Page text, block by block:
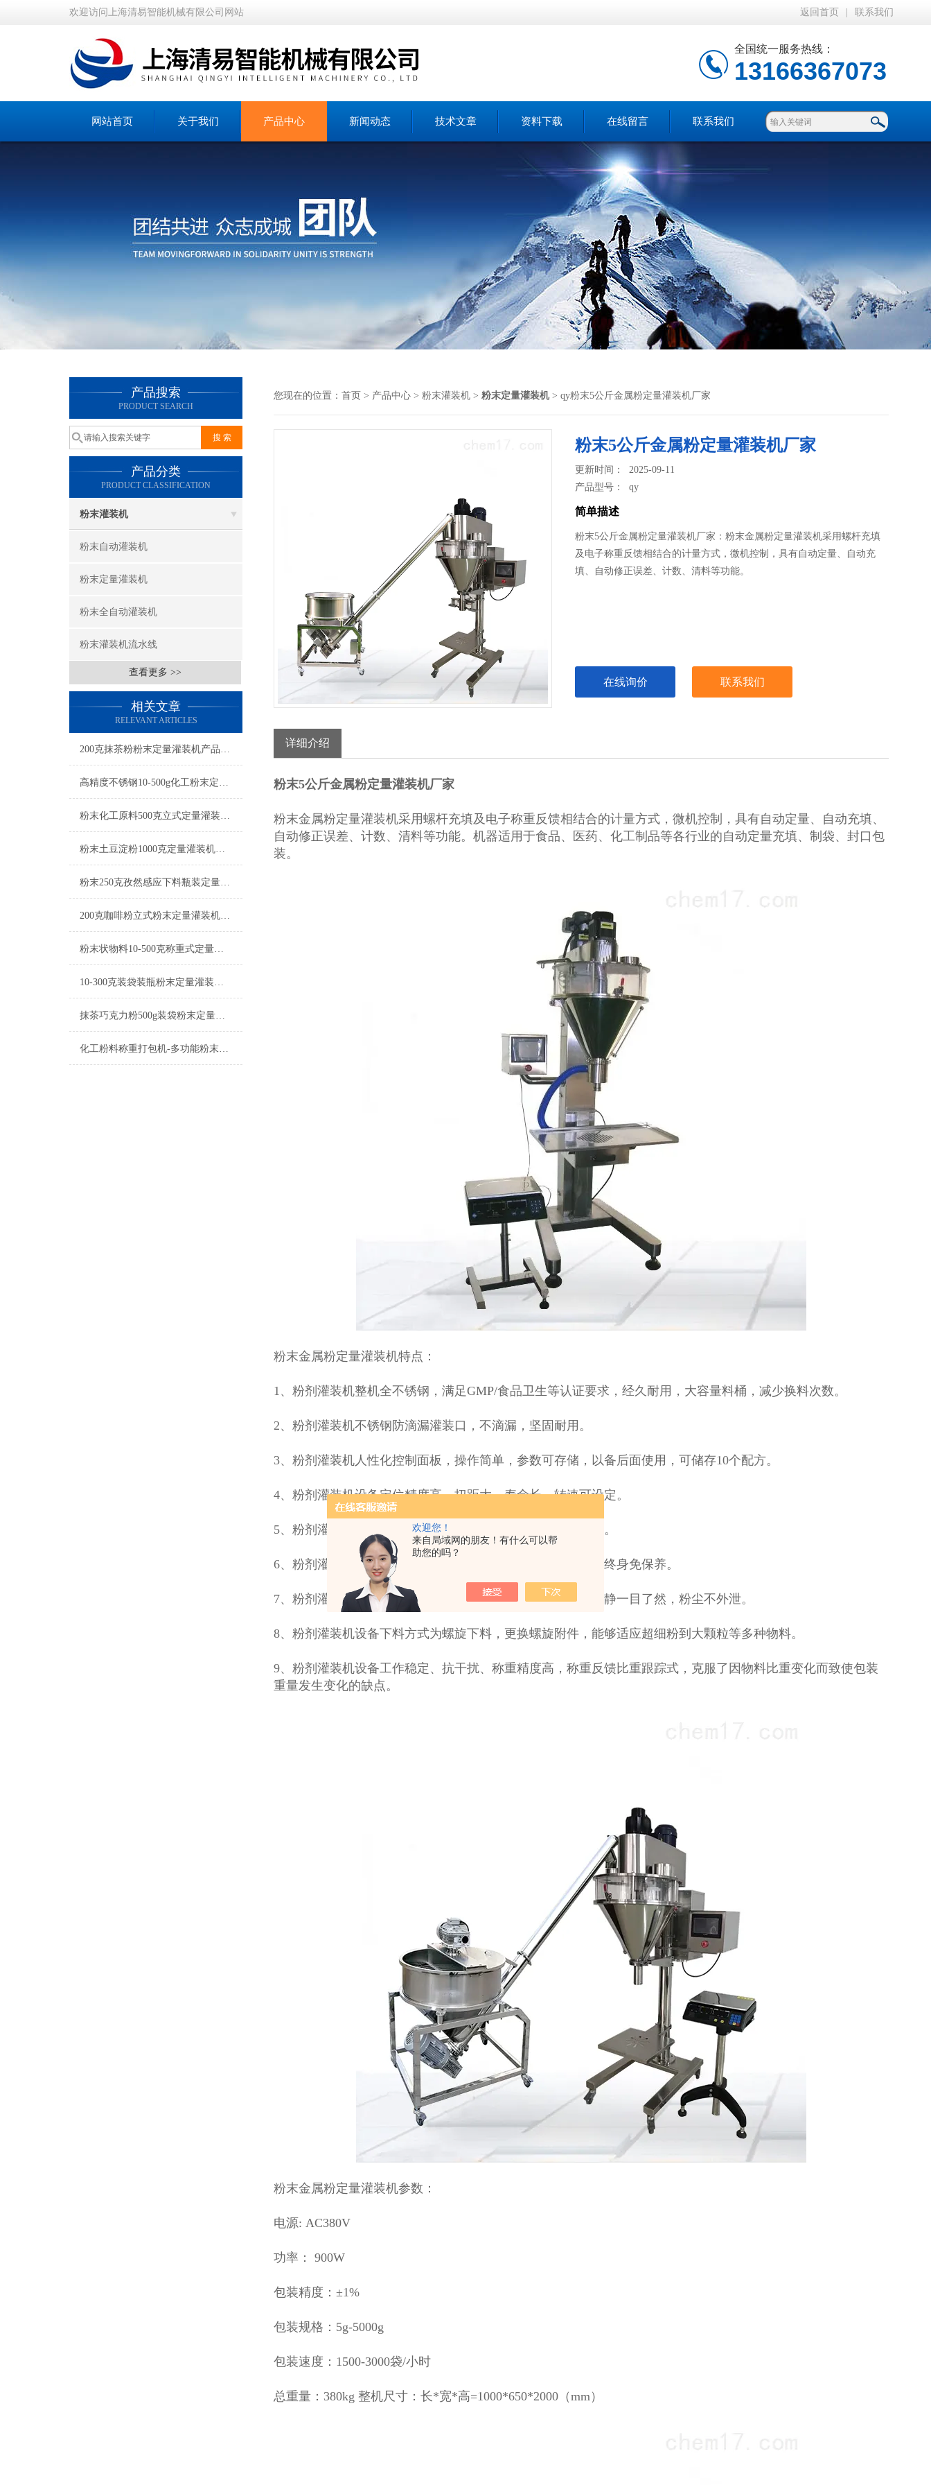
欢迎您！
来自局域网的朋友！有什么可以帮
助您的吗？
欢迎访问上海清易智能机械有限公司网站 返回首页 联系我们
全国统一服务热线：
13166367073
网站首页 关于我们 产品中心 新闻动态 技术文章 资料下载 在线留言 联系我们
产品搜索
PRODUCT SEARCH
产品分类
PRODUCT CLASSIFICATION
粉末灌装机
粉末自动灌装机
粉末定量灌装机
粉末全自动灌装机
粉末灌装机流水线
查看更多 >>
相关文章
RELEVANT ARTICLES
200克抹茶粉粉末定量灌装机产品简介
高精度不锈钢10-500g化工粉末定量灌装机操作简单
粉末化工原料500克立式定量灌装机参数
粉末土豆淀粉1000克定量灌装机厂家
粉末250克孜然感应下料瓶装定量灌装机设备
200克咖啡粉立式粉末定量灌装机简介
粉末状物料10-500克称重式定量灌装机操作简单
10-300克装袋装瓶粉末定量灌装机简介
抹茶巧克力粉500g装袋粉末定量灌装机
化工粉料称重打包机-多功能粉末定量灌装机厂家
您现在的位置： 首页 > 产品中心 > 粉末灌装机 > 粉末定量灌装机> qy粉末5公斤金属粉定量灌装机厂家
粉末5公斤金属粉定量灌装机厂家
更新时间： 2025-09-11
产品型号：qy
简单描述
粉末5公斤金属粉定量灌装机厂家：粉末金属粉定量灌装机​采用螺杆充填
及电子称重反馈相结合的计量方式，微机控制，具有自动定量、自动充
填、自动修正误差、计数、清料等功能。
在线询价 联系我们
详细介绍
粉末5公斤金属粉定量灌装机厂家
粉末金属粉定量灌装机采用螺杆充填及电子称重反馈相结合的计量方式，微机控制，具有自动定量、自动充填、
自动修正误差、计数、清料等功能。机器适用于食品、医药、化工制品等各行业的自动定量充填、制袋、封口包
装。
粉末金属粉定量灌装机特点：
1、粉剂灌装机整机全不锈钢，满足GMP/食品卫生等认证要求，经久耐用，大容量料桶，减少换料次数。
2、粉剂灌装机不锈钢防滴漏灌装口，不滴漏，坚固耐用。
3、粉剂灌装机人性化控制面板，操作简单，参数可存储，以备后面使用，可储存10个配方。
4、粉剂灌装机设备定位精度高、扭距大、寿命长、转速可设定。
5、粉剂灌装机随时可调，工作状态随时任意变换，操作便捷。
6、粉剂灌装机搅拌采用免保养减速电机：噪音低、寿命长、终身免保养。
7、粉剂灌装机全密封空气阻尼玻璃不锈钢组合料箱，物料动静一目了然，粉尘不外泄。
8、粉剂灌装机设备下料方式为螺旋下料，更换螺旋附件，能够适应超细粉到大颗粒等多种物料。
9、粉剂灌装机设备工作稳定、抗干扰、称重精度高，称重反馈比重跟踪式，克服了因物料比重变化而致使包装
重量发生变化的缺点。
粉末金属粉定量灌装机参数：
电源: AC380V
功率： 900W
包装精度：±1%
包装规格：5g-5000g
包装速度：1500-3000袋/小时
总重量：380kg 整机尺寸：长*宽*高=1000*650*2000（mm）